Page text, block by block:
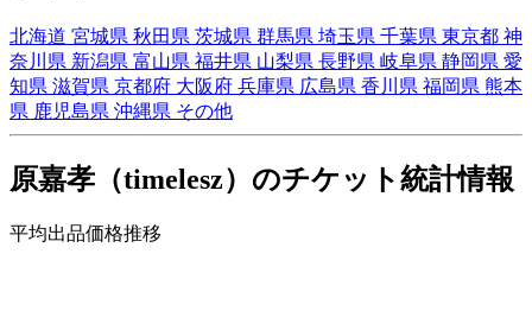
北海道 宮城県 秋田県 茨城県 群馬県 埼玉県 千葉県 東京都 神
奈川県 新潟県 富山県 福井県 山梨県 長野県 岐阜県 静岡県 愛
知県 滋賀県 京都府 大阪府 兵庫県 広島県 香川県 福岡県 熊本
県 鹿児島県 沖縄県 その他
原嘉孝（timelesz）のチケット統計情報
平均出品価格推移